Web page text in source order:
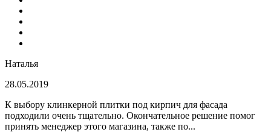
Наталья
28.05.2019
К выбору клинкерной плитки под кирпич для фасада
подходили очень тщательно. Окончательное решение помог
принять менеджер этого магазина, также по...